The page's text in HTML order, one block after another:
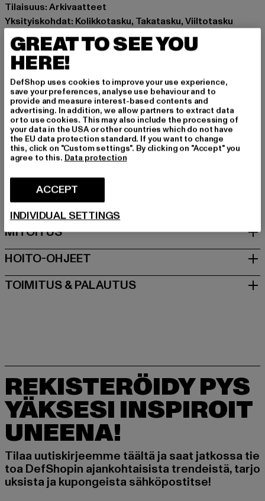
Tilaisuus: Arkivaatteet
Yksityiskohdat: Kolikkotasku, Takatasku, Viiltotasku
Leikkaa: Bootcut
Tuotemerkki: Replay
Kategoria: Farkut
Color: blau
Valmistaja väri: dark blue
Materiaalin koostumus: 83% Puuvilla, 10% Modaali, 7%
Spandex
Art.Nr: W0534225-00197
Valmistaja: United People GmbH |
commerciale@replayjeans.com
VIA MARCOA 1 | 31011 Asolo | IT
MITOITUS
HOITO-OHJEET
TOIMITUS & PALAUTUS
REKISTERÖIDY PYS
YÄKSESI INSPIROIT
UNEENA!
Tilaa uutiskirjeemme täältä ja saat jatkossa tie
toa DefShopin ajankohtaisista trendeistä, tarjo
uksista ja kupongeista sähköpostitse!
GREAT TO SEE YOU
HERE!
DefShop uses cookies to improve your use experience,
save your preferences, analyse use behaviour and to
provide and measure interest-based contents and
advertising. In addition, we allow partners to extract data
or to use cookies. This may also include the processing of
your data in the USA or other countries which do not have
the EU data protection standard. If you want to change
this, click on "Custom settings". By clicking on "Accept" you
agree to this. Data protection
ACCEPT
INDIVIDUAL SETTINGS